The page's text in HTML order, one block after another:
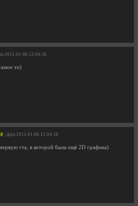
2015-01-06 13:04:36
то)
| Дата 2015-01-06 13:04:18
гта, в которой была ещё 2D графика)